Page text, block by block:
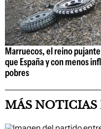
Marruecos, el reino
que España y con menos
pobres
MÁS NOTICIAS